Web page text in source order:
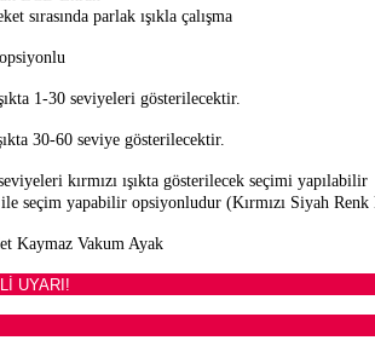
sırasında parlak ışıkla çalışma
1-30 seviyeleri gösterilecektir.
30-60 seviye gösterilecektir.
kırmızı ışıkta gösterilecek seçimi yapılabilir
seçim yapabilir opsiyonludur (Kırmızı Siyah Renk
Kaymaz Vakum Ayak
UYARI!